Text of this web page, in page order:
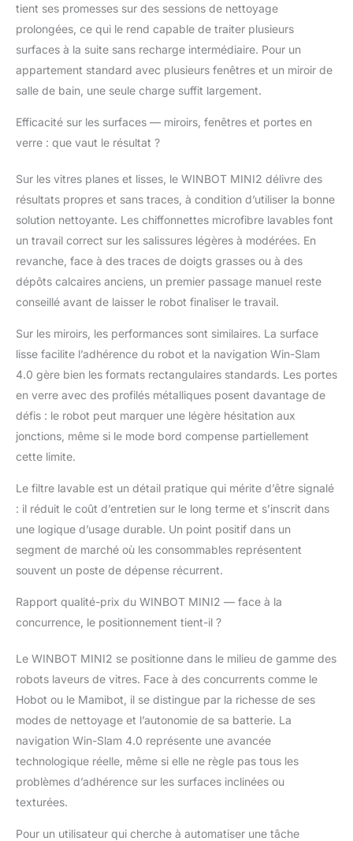
fenêtres : le design fin
et compact permet au
robot de nettoyage de
petites vitres, les
fenêtres étroites et les
les robots de
ne pas s'adapter, idéal
pour les appartements,
les bureaux et les
maisons modernes.
Nettoyeur de vitres
robotique sûr et fiable -
Conçu avec plusieurs
de sécurité et une forte
adhérence par
MINI2 reste solidement
fixé aux surfaces
verticales en verre
pendant le nettoyage.
Profitez d'un nettoyage
intelligent et sans effort
tient ses promesses sur des sessions de nettoyage
prolongées, ce qui le rend capable de traiter plusieurs
surfaces à la suite sans recharge intermédiaire. Pour un
appartement standard avec plusieurs fenêtres et un miroir de
salle de bain, une seule charge suffit largement.
Efficacité sur les surfaces — miroirs, fenêtres et portes en
verre : que vaut le résultat ?
Sur les vitres planes et lisses, le WINBOT MINI2 délivre des
résultats propres et sans traces, à condition d’utiliser la bonne
solution nettoyante. Les chiffonnettes microfibre lavables font
un travail correct sur les salissures légères à modérées. En
revanche, face à des traces de doigts grasses ou à des
dépôts calcaires anciens, un premier passage manuel reste
conseillé avant de laisser le robot finaliser le travail.
Sur les miroirs, les performances sont similaires. La surface
lisse facilite l’adhérence du robot et la navigation Win-Slam
4.0 gère bien les formats rectangulaires standards. Les portes
en verre avec des profilés métalliques posent davantage de
défis : le robot peut marquer une légère hésitation aux
jonctions, même si le mode bord compense partiellement
cette limite.
Le filtre lavable est un détail pratique qui mérite d’être signalé
: il réduit le coût d’entretien sur le long terme et s’inscrit dans
une logique d’usage durable. Un point positif dans un
segment de marché où les consommables représentent
souvent un poste de dépense récurrent.
Rapport qualité-prix du WINBOT MINI2 — face à la
concurrence, le positionnement tient-il ?
Le WINBOT MINI2 se positionne dans le milieu de gamme des
robots laveurs de vitres. Face à des concurrents comme le
Hobot ou le Mamibot, il se distingue par la richesse de ses
modes de nettoyage et l’autonomie de sa batterie. La
navigation Win-Slam 4.0 représente une avancée
technologique réelle, même si elle ne règle pas tous les
problèmes d’adhérence sur les surfaces inclinées ou
texturées.
Pour un utilisateur qui cherche à automatiser une tâche